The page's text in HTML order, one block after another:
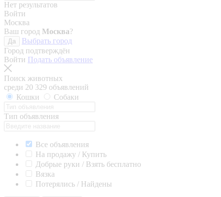
Нет результатов
Войти
Москва
Ваш город Москва?
Да
Выбрать город
Город подтверждён
Войти Подать объявление
Поиск животных
среди 20 329 объявлений
Кошки
Собаки
Тип объявления
Все объявления
На продажу / Купить
Добрые руки / Взять бесплатно
Вязка
Потерялись / Найдены